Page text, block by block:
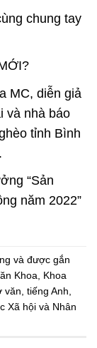
chung tay
MC, diễn giả
và nhà báo
tỉnh Bình
“Sản
năm 2022”
và được gắn
Khoa
Khoa
văn tiếng Anh
Xã hội và Nhân